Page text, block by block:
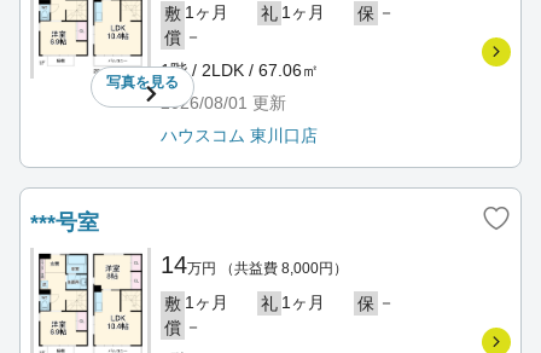
写真を見る
敷 1ヶ月 礼 1ヶ月 保 －
償 －
1階 / 2LDK / 67.06㎡
2026/08/01 更新
ハウスコム 東川口店
***号室
14万円 （共益費 8,000円）
敷 1ヶ月 礼 1ヶ月 保 －
償 －